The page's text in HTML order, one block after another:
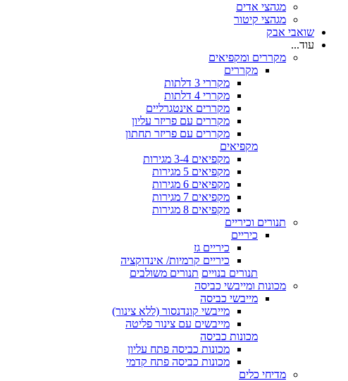
מגהצי אדים
מגהצי קיטור
שואבי אבק
עוד...
מקררים ומקפיאים
מקררים
מקררי 3 דלתות
מקררי 4 דלתות
מקררים אינטגרליים
מקררים עם פריזר עליון
מקררים עם פריזר תחתון
מקפיאים
מקפיאים 3-4 מגירות
מקפיאים 5 מגירות
מקפיאים 6 מגירות
מקפיאים 7 מגירות
מקפיאים 8 מגירות
תנורים וכיריים
כיריים
כיריים גז
כיריים קרמיות/ אינדוקציה
תנורים בנויים תנורים משולבים
מכונות ומייבשי כביסה
מייבשי כביסה
מייבשי קונדנסור (ללא צינור)
מייבשים עם צינור פליטה
מכונות כביסה
מכונות כביסה פתח עליון
מכונות כביסה פתח קדמי
מדיחי כלים